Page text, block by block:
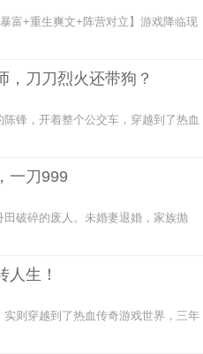
富+重生爽文+阵营对立】游戏降临现
，刀刀烈火还带狗？
锋，开着整个公交车，穿越到了热血
一刀999
田破碎的废人。未婚妻退婚，家族抛
人生！
则穿越到了热血传奇游戏世界，三年